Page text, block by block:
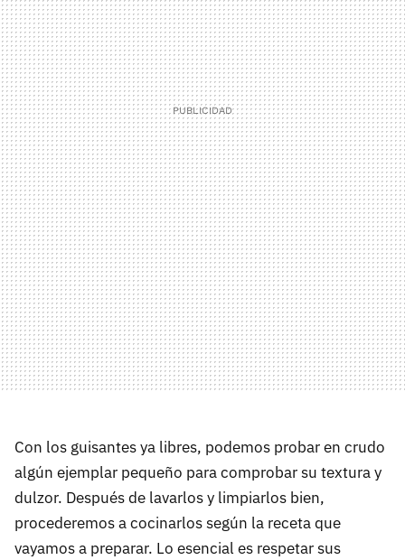
Con los guisantes ya libres, podemos probar en crudo
algún ejemplar pequeño para comprobar su textura y
dulzor. Después de lavarlos y limpiarlos bien,
procederemos a cocinarlos según la receta que
vayamos a preparar. Lo esencial es respetar sus